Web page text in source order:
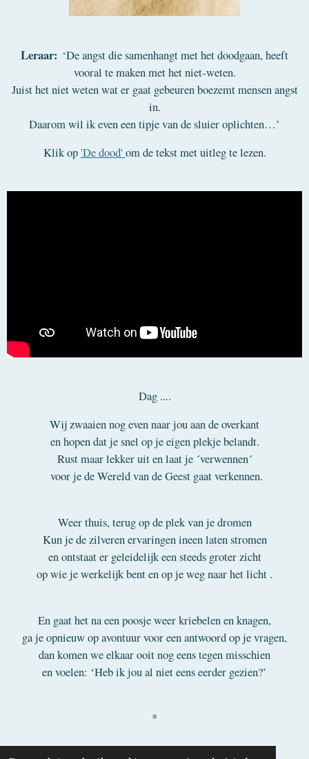
Leraar: ‘De angst die samenhangt met het doodgaan, heeft
vooral te maken met het niet-weten.
Juist het niet weten wat er gaat gebeuren boezemt mensen angst
in.
Daarom wil ik even een tipje van de sluier oplichten…’
Klik op 'De dood' om de tekst met uitleg te lezen.
Dag ....
Wij zwaaien nog even naar jou aan de overkant
en hopen dat je snel op je eigen plekje belandt.
Rust maar lekker uit en laat je ´verwennen´
voor je de Wereld van de Geest gaat verkennen.
Weer thuis, terug op de plek van je dromen
Kun je de zilveren ervaringen ineen laten stromen
en ontstaat er geleidelijk een steeds groter zicht
op wie je werkelijk bent en op je weg naar het licht .
En gaat het na een poosje weer kriebelen en knagen,
ga je opnieuw op avontuur voor een antwoord op je vragen,
dan komen we elkaar ooit nog eens tegen misschien
en voelen: ‘Heb ik jou al niet eens eerder gezien?’
*